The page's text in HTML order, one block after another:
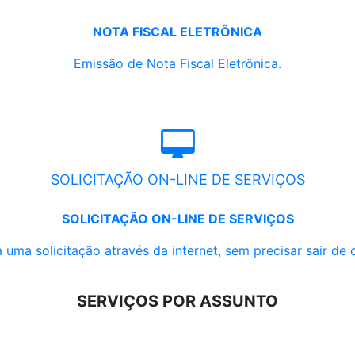
NOTA FISCAL ELETRÔNICA
Emissão de Nota Fiscal Eletrônica.
SOLICITAÇÃO ON-LINE DE SERVIÇOS
SOLICITAÇÃO ON-LINE DE SERVIÇOS
uma solicitação através da internet, sem precisar sair de
SERVIÇOS POR ASSUNTO